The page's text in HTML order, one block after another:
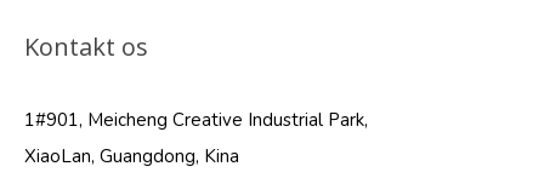
Kontakt os
1#901, Meicheng Creative Industrial Park,
XiaoLan, Guangdong, Kina